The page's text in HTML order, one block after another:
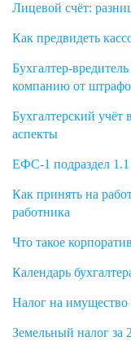
Лицевой счёт:
Как предвидеть
Бухгалтер-
компанию от
Бухгалтерский учёт
аспекты
ЕФС-1 подраздел 1.1
Как принять на
работника
Что такое
Календарь
Налог на имущество
Земельный налог за